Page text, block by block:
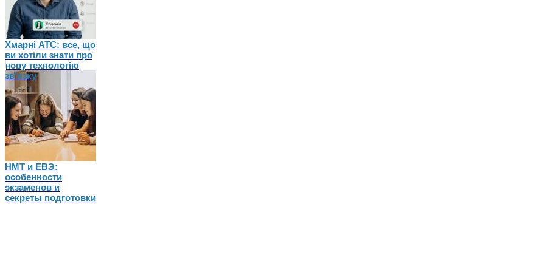
Хмарні АТС: все, що
ви хотіли знати про
нову технологію
зв'язку
НМТ и ЕВЭ:
особенности
экзаменов и
секреты подготовки